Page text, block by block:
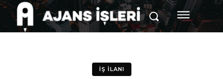
İŞ İLANI